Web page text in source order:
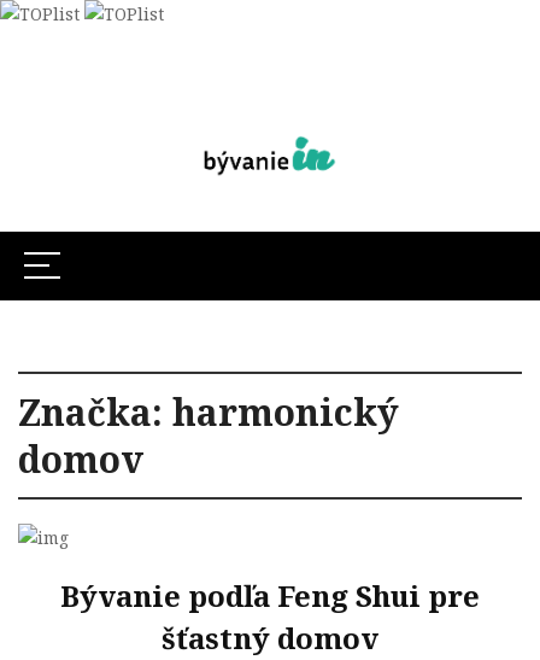
Značka: harmonický
domov
Bývanie podľa Feng Shui pre
šťastný domov